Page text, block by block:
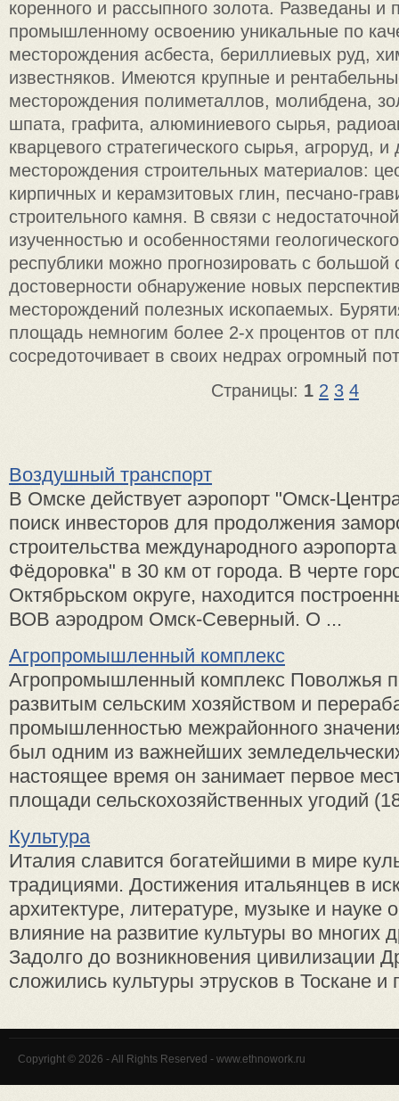
коренного и рассыпного золота. Разведаны и
промышленному освоению уникальные по
месторождения асбеста, бериллиевых руд,
известняков. Имеются крупные и
месторождения полиметаллов, молибдена,
шпата, графита, алюминиевого сырья,
кварцевого стратегического сырья, агроруд,
месторождения строительных материалов:
кирпичных и керамзитовых глин, песчано-
строительного камня. В связи с
изученностью и особенностями
республики можно прогнозировать с большой
достоверности обнаружение новых
месторождений полезных ископаемых.
площадь немногим более 2-х процентов от
сосредоточивает в своих недрах огромный
Страницы: 1 2 3 4
Воздушный транспорт
В Омске действует аэропорт "Омск-
поиск инвесторов для продолжения
строительства международного
Фёдоровка" в 30 км от города. В черте
Октябрьском округе, находится
ВОВ аэродром Омск-Северный. О ...
Агропромышленный комплекс
Агропромышленный комплекс Поволжья
развитым сельским хозяйством и
промышленностью межрайонного
был одним из важнейших
настоящее время он занимает первое
площади сельскохозяйственных угодий
Культура
Италия славится богатейшими в мире
традициями. Достижения итальянцев в
архитектуре, литературе, музыке и науке
влияние на развитие культуры во многих
Задолго до возникновения цивилизации
сложились культуры этрусков в Тоскане и
Copyright © 2026 - All Rights Reserved - www.ethnowork.ru